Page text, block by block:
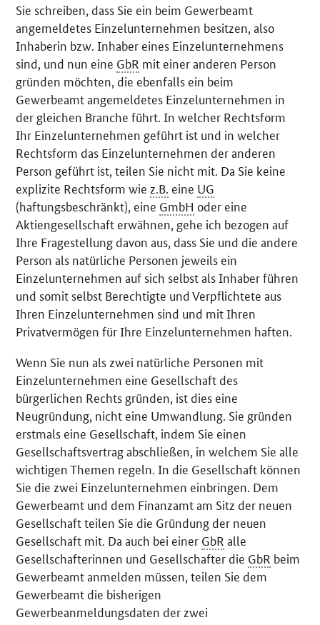
Sie schreiben, dass Sie ein beim Gewerbeamt
angemeldetes Einzelunternehmen besitzen, also
Inhaberin bzw. Inhaber eines Einzelunternehmens
sind, und nun eine GbR mit einer anderen Person
gründen möchten, die ebenfalls ein beim
Gewerbeamt angemeldetes Einzelunternehmen in
der gleichen Branche führt. In welcher Rechtsform
Ihr Einzelunternehmen geführt ist und in welcher
Rechtsform das Einzelunternehmen der anderen
Person geführt ist, teilen Sie nicht mit. Da Sie keine
explizite Rechtsform wie z.B. eine UG
(haftungsbeschränkt), eine GmbH oder eine
Aktiengesellschaft erwähnen, gehe ich bezogen auf
Ihre Fragestellung davon aus, dass Sie und die andere
Person als natürliche Personen jeweils ein
Einzelunternehmen auf sich selbst als Inhaber führen
und somit selbst Berechtigte und Verpflichtete aus
Ihren Einzelunternehmen sind und mit Ihren
Privatvermögen für Ihre Einzelunternehmen haften.
Wenn Sie nun als zwei natürliche Personen mit
Einzelunternehmen eine Gesellschaft des
bürgerlichen Rechts gründen, ist dies eine
Neugründung, nicht eine Umwandlung. Sie gründen
erstmals eine Gesellschaft, indem Sie einen
Gesellschaftsvertrag abschließen, in welchem Sie alle
wichtigen Themen regeln. In die Gesellschaft können
Sie die zwei Einzelunternehmen einbringen. Dem
Gewerbeamt und dem Finanzamt am Sitz der neuen
Gesellschaft teilen Sie die Gründung der neuen
Gesellschaft mit. Da auch bei einer GbR alle
Gesellschafterinnen und Gesellschafter die GbR beim
Gewerbeamt anmelden müssen, teilen Sie dem
Gewerbeamt die bisherigen
Gewerbeanmeldungsdaten der zwei